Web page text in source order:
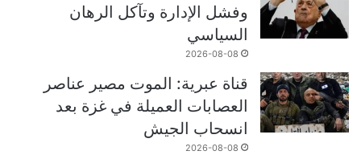
وفشل الإدارة وتآكل الرهان
السياسي
2026-08-08
قناة عبرية: الموت مصير عناصر
العصابات العميلة في غزة بعد
انسحاب الجيش
2026-08-08